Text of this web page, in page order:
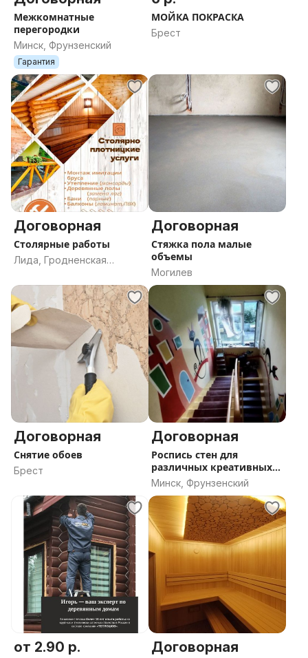
Межкомнатные
перегородки
Минск, Фрунзенский
Гарантия
МОЙКА ПОКРАСКА
Брест
Договорная
Столярные работы
Лида, Гродненская
Договорная
Стяжка пола малые
объемы
Могилев
Договорная
Снятие обоев
Брест
Договорная
Роспись стен для
различных креативных
пространств
Минск, Фрунзенский
от 2.90 р. Договорная